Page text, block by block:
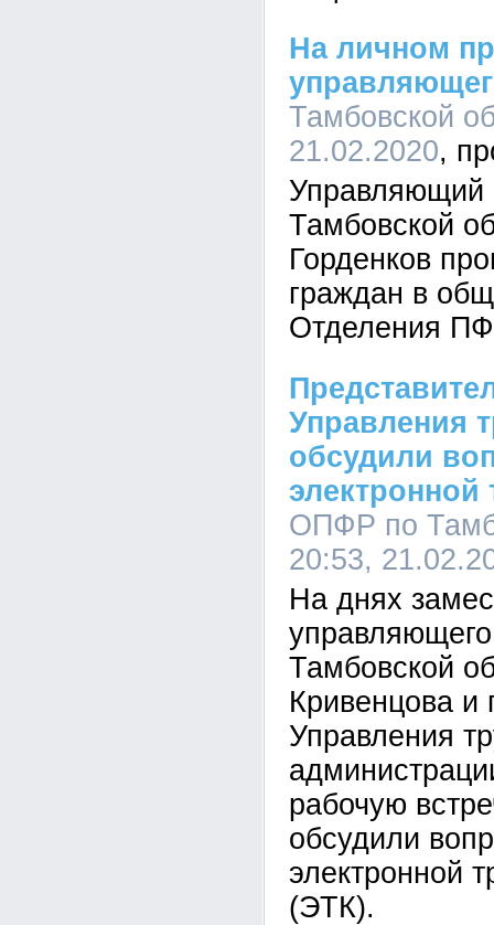
На личном
Тамбовской
21.02.2020
Тамбовской
Горденков
граждан в
Отделения
Управления
обсудили
электронной
ОПФР по
20:53,
На днях
Тамбовской
Кривенцова и
Управления
рабочую
обсудили
электронной
(ЭТК).